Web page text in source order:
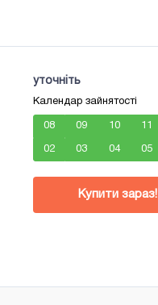
уточніть
Календар зайнятості
08 09 10 11
02 03 04 05
Купити зараз!